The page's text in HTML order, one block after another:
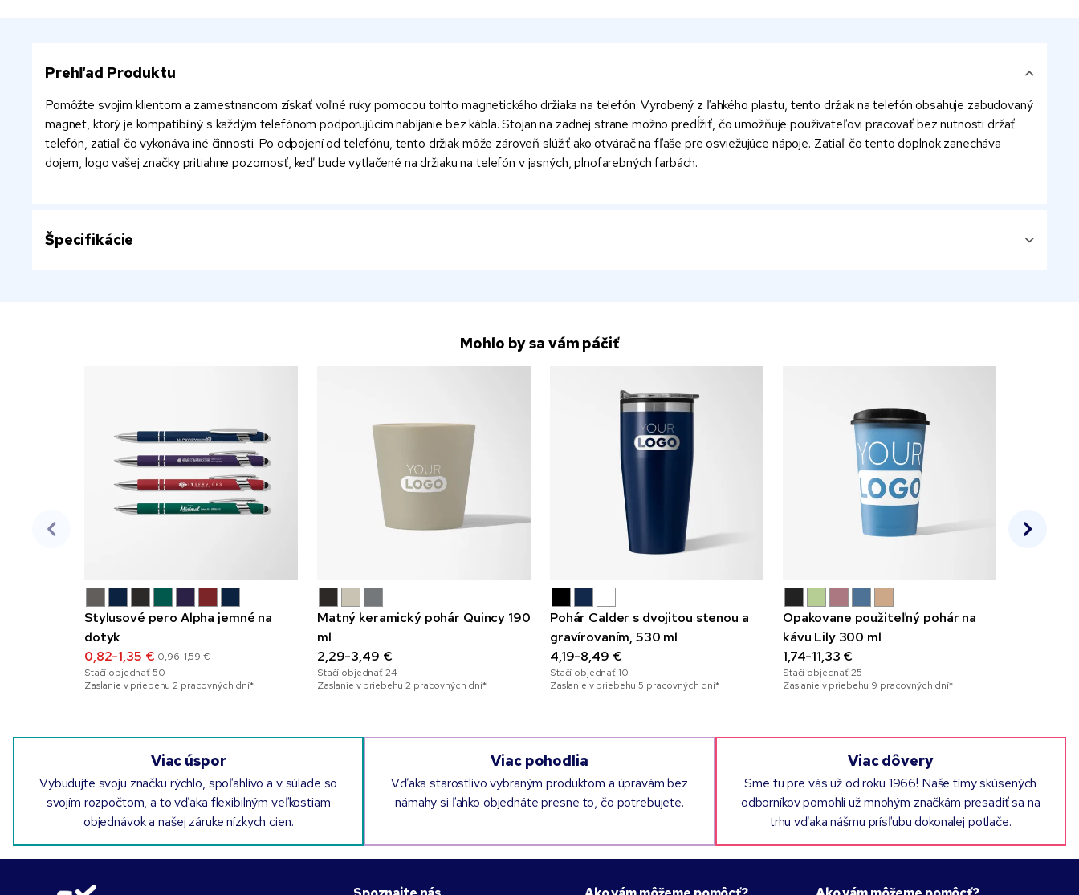
Prehľad Produktu
Pomôžte svojim klientom a zamestnancom získať voľné ruky pomocou tohto magnetického držiaka na telefón. Vyrobený z ľahkého plastu, tento držiak na telefón obsahuje zabudovaný
magnet, ktorý je kompatibilný s každým telefónom podporujúcim nabíjanie bez kábla. Stojan na zadnej strane možno predĺžiť, čo umožňuje používateľovi pracovať bez nutnosti držať
telefón, zatiaľ čo vykonáva iné činnosti. Po odpojení od telefónu, tento držiak môže zároveň slúžiť ako otvárač na fľaše pre osviežujúce nápoje. Zatiaľ čo tento doplnok zanecháva
dojem, logo vašej značky pritiahne pozornosť, keď bude vytlačené na držiaku na telefón v jasných, plnofarebných farbách.
Špecifikácie
Mohlo by sa vám páčiť
Stylusové pero Alpha jemné na
dotyk
0,82-1,35 € 0,96-1,59 €
Stačí objednať50
Zaslanie v priebehu 2 pracovných dní*
Matný keramický pohár Quincy 190
ml
2,29-3,49 €
Stačí objednať24
Zaslanie v priebehu 2 pracovných dní*
Pohár Calder s dvojitou stenou a
gravírovaním, 530 ml
4,19-8,49 €
Stačí objednať 10
Zaslanie v priebehu 5 pracovných dní*
Opakovane použiteľný pohár na
kávu Lily 300 ml
1,74-11,33 €
Stačí objednať25
Zaslanie v priebehu 9 pracovných dní*
Viac úspor
Vybudujte svoju značku rýchlo, spoľahlivo a v súlade so
svojím rozpočtom, a to vďaka flexibilným veľkostiam
objednávok a našej záruke nízkych cien.
Viac pohodlia
Vďaka starostlivo vybraným produktom a úpravám bez
námahy si ľahko objednáte presne to, čo potrebujete.
Viac dôvery
Sme tu pre vás už od roku 1966! Naše tímy skúsených
odborníkov pomohli už mnohým značkám presadiť sa na
trhu vďaka nášmu prísľubu dokonalej potlače.